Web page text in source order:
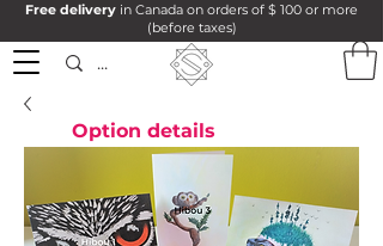
Free delivery in Canada on orders of $ 100 or more
(before taxes)
Option details